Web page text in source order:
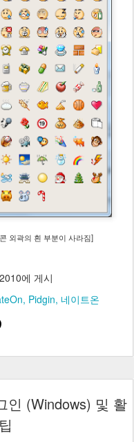
외곽의 흰 부분이 사라짐]
에 게시
Pidgin 네이트온
인 (Windows) 및 활